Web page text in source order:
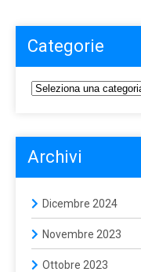
Categorie
Archivi
Dicembre 2024
Novembre 2023
Ottobre 2023